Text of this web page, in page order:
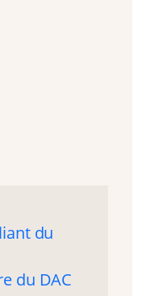
du
du DAC